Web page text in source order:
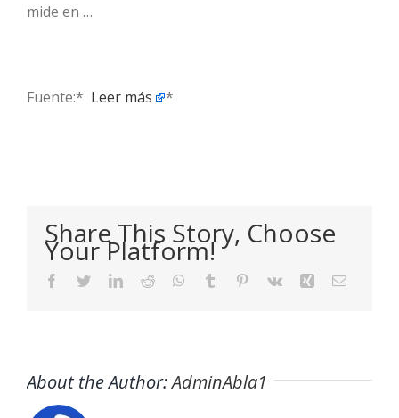
mide en …
Fuente:* ​ Leer más *
Share This Story, Choose
Your Platform!
Facebook
TwitterLinkedIn
Reddit WhatsApp
Tumblr Pinterest
Vk Xing Email
About the Author:AdminAbla1